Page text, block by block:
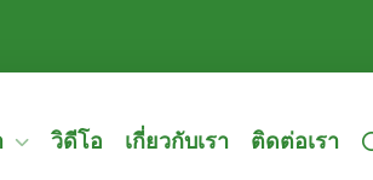
วิดีโอ เกี่ยวกับเรา ติดต่อเรา